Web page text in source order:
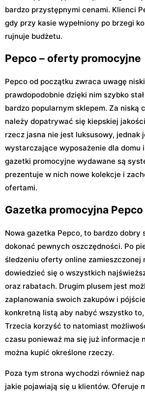
bardzo przystępnymi cenami. Klienci
gdy przy kasie wypełniony po brzegi
rujnuje budżetu.
Pepco – oferty promocyjne
Pepco od początku zwraca uwagę
prawdopodobnie dzięki nim szybko
bardzo popularnym sklepem. Za niską
należy dopatrywać się kiepskiej
rzecz jasna nie jest luksusowy, jednak
wystarczające wyposażenie dla domu
gazetki promocyjne wydawane są
prezentuje w nich nowe kolekcje i
ofertami.
Gazetka promocyjna Pepco
Nowa gazetka Pepco, to bardzo dobry
dokonać pewnych oszczędności. Po
śledzeniu oferty online zamieszczonej
dowiedzieć się o wszystkich
oraz rabatach. Drugim plusem jest
zaplanowania swoich zakupów i
konkretną listą aby nabyć wszystko
Trzecia korzyść to natomiast
czasu ponieważ ma się już informacje
można kupić określone rzeczy.
Poza tym strona wychodzi również
jakie pojawiają się u klientów. Oferuje